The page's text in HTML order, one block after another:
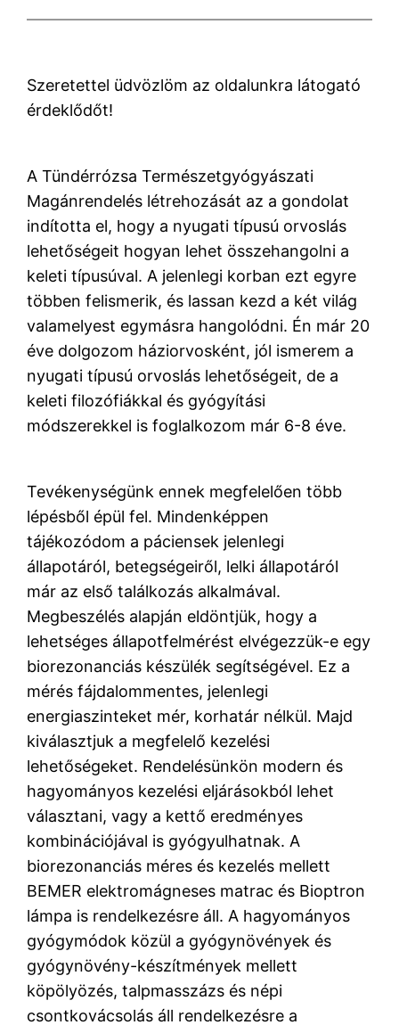
Szeretettel üdvözlöm az oldalunkra látogató
érdeklődőt!
A Tündérrózsa Természetgyógyászati
Magánrendelés létrehozását az a gondolat
indította el, hogy a nyugati típusú orvoslás
lehetőségeit hogyan lehet összehangolni a
keleti típusúval. A jelenlegi korban ezt egyre
többen felismerik, és lassan kezd a két világ
valamelyest egymásra hangolódni. Én már 20
éve dolgozom háziorvosként, jól ismerem a
nyugati típusú orvoslás lehetőségeit, de a
keleti filozófiákkal és gyógyítási
módszerekkel is foglalkozom már 6-8 éve.
Tevékenységünk ennek megfelelően több
lépésből épül fel. Mindenképpen
tájékozódom a páciensek jelenlegi
állapotáról, betegségeiről, lelki állapotáról
már az első találkozás alkalmával.
Megbeszélés alapján eldöntjük, hogy a
lehetséges állapotfelmérést elvégezzük-e egy
biorezonanciás készülék segítségével. Ez a
mérés fájdalommentes, jelenlegi
energiaszinteket mér, korhatár nélkül. Majd
kiválasztjuk a megfelelő kezelési
lehetőségeket. Rendelésünkön modern és
hagyományos kezelési eljárásokból lehet
választani, vagy a kettő eredményes
kombinációjával is gyógyulhatnak. A
biorezonanciás méres és kezelés mellett
BEMER elektromágneses matrac és Bioptron
lámpa is rendelkezésre áll. A hagyományos
gyógymódok közül a gyógynövények és
gyógynövény-készítmények mellett
köpölyözés, talpmasszázs és népi
csontkovácsolás áll rendelkezésre a